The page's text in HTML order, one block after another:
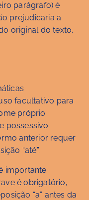
parágrafo) é
prejudicaria a
original do texto.
facultativo para
próprio
possessivo
anterior requer
“até”.
importante
é obrigatório,
“a” antes da